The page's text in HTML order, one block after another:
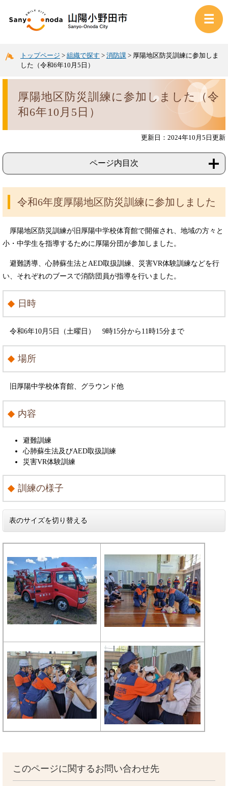
トップページ > 組織で探す > 消防課 > 厚陽地区防災訓練に参加しま
した（令和6年10月5日）
厚陽地区防災訓練に参加しました（令
和6年10月5日）
更新日：2024年10月5日更新
ページ内目次
令和6年度厚陽地区防災訓練に参加しました
厚陽地区防災訓練が旧厚陽中学校体育館で開催され、地域の方々と
小・中学生を指導するために厚陽分団が参加しました。
避難誘導、心肺蘇生法とAED取扱訓練、災害VR体験訓練などを行
い、それぞれのブースで消防団員が指導を行いました。
日時
令和6年10月5日（土曜日） 9時15分から11時15分まで
場所
旧厚陽中学校体育館、グラウンド他
内容
避難訓練
心肺蘇生法及びAED取扱訓練
災害VR体験訓練
訓練の様子
表のサイズを切り替える
このページに関するお問い合わせ先